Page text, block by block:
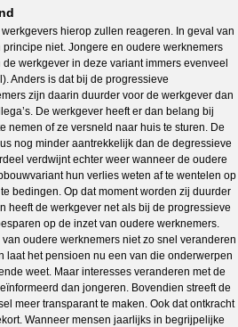
hierop zullen reageren. In geval van
niet. Jongere en oudere werknemers
werkgever in deze variant immers evenveel
Anders is dat bij de progressieve
zijn daarin duurder voor de werkgever dan
De werkgever heeft er dan belang bij
nemen of ze versneld naar huis te sturen. De
nog minder aantrekkelijk dan de degressieve
verdwijnt echter weer wanneer de oudere
hun verlies weten af te wentelen op
bedingen. Op dat moment worden zij duurder
heeft de werkgever net als bij de progressieve
op de inzet van oudere werknemers.
oudere werknemers niet zo snel veranderen
laat het pensioen nu een van die onderwerpen
weet. Maar interesses veranderen met de
dan jongeren. Bovendien streeft de
meer transparant te maken. Ook dat ontkracht
Wanneer mensen jaarlijks in begrijpelijke